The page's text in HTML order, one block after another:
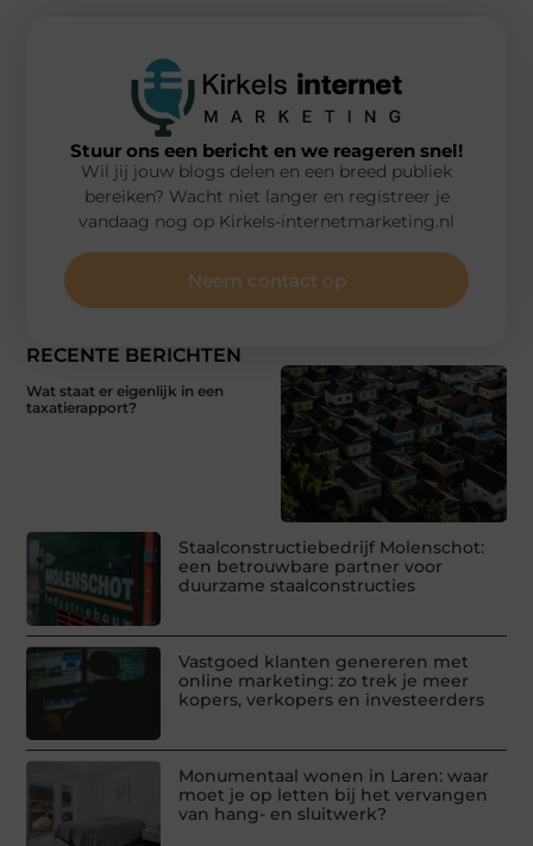
RECENTE BERICHTEN
Wat staat er eigenlijk in een
taxatierapport?
Staalconstructiebedrijf Molenschot:
een betrouwbare partner voor
duurzame staalconstructies
Vastgoed klanten genereren met
online marketing: zo trek je meer
kopers, verkopers en investeerders
Monumentaal wonen in Laren: waar
moet je op letten bij het vervangen
van hang- en sluitwerk?
Stuur ons een bericht en we reageren snel!
Wil jij jouw blogs delen en een breed publiek
bereiken? Wacht niet langer en registreer je
vandaag nog op Kirkels-internetmarketing.nl
Neem contact op